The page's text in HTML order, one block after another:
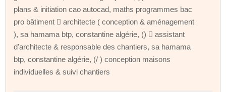
plans & initiation cao autocad, maths programmes bac
pro bâtiment  architecte ( conception & aménagement
), sa hamama btp, constantine algérie, ()  assistant
d'architecte & responsable des chantiers, sa hamama
btp, constantine algérie, (/ ) conception maisons
individuelles & suivi chantiers